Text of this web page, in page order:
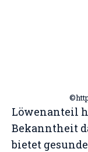
Löwenanteil
Bekanntheit
bietet